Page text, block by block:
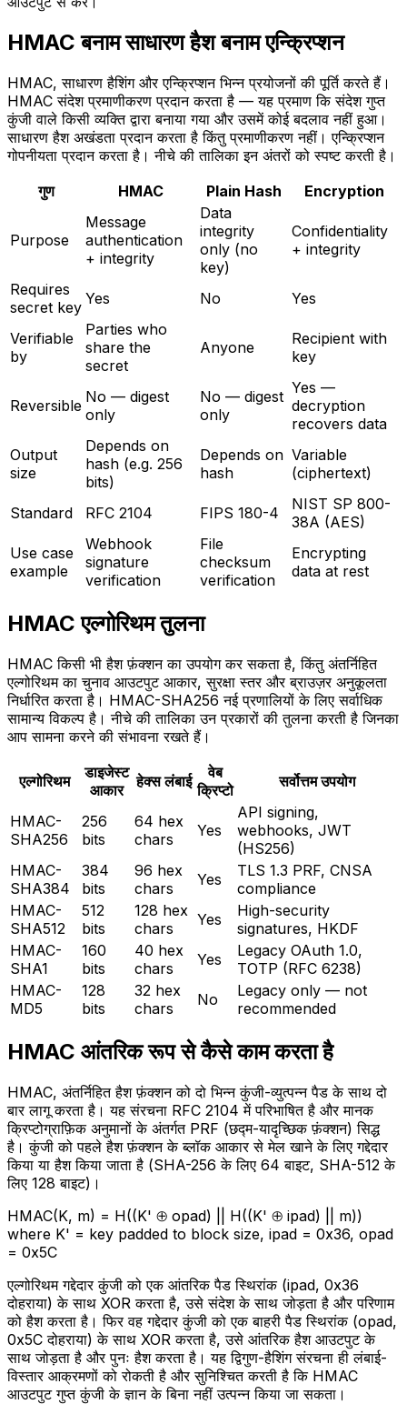
HMAC बनाम साधारण हैश बनाम एन्क्रिप्शन
HMAC, साधारण हैशिंग और एन्क्रिप्शन भिन्न प्रयोजनों की पूर्ति करते हैं।
HMAC संदेश प्रमाणीकरण प्रदान करता है — यह प्रमाण कि संदेश गुप्त
कुंजी वाले किसी व्यक्ति द्वारा बनाया गया और उसमें कोई बदलाव नहीं हुआ।
साधारण हैश अखंडता प्रदान करता है किंतु प्रमाणीकरण नहीं। एन्क्रिप्शन
गोपनीयता प्रदान करता है। नीचे की तालिका इन अंतरों को स्पष्ट करती है।
गुण
HMAC Plain Hash Encryption
Purpose
Message
authentication
+ integrity
Data
integrity
only (no
key)
Confidentiality
+ integrity
Requires
secret key Yes No Yes
Verifiable
by
Parties who
share the
secret
Anyone
Recipient with
key
Reversible No — digest
only
No — digest
only
Yes —
decryption
recovers data
Output
size
Depends on
hash (e.g. 256
bits)
Depends on
hash
Variable
(ciphertext)
Standard RFC 2104 FIPS 180-4
NIST SP 800-
38A (AES)
Use case
example
Webhook
signature
verification
File
checksum
verification
Encrypting
data at rest
HMAC एल्गोरिथम तुलना
HMAC किसी भी हैश फ़ंक्शन का उपयोग कर सकता है, किंतु अंतर्निहित
एल्गोरिथम का चुनाव आउटपुट आकार, सुरक्षा स्तर और ब्राउज़र अनुकूलता
निर्धारित करता है। HMAC-SHA256 नई प्रणालियों के लिए सर्वाधिक
सामान्य विकल्प है। नीचे की तालिका उन प्रकारों की तुलना करती है जिनका
आप सामना करने की संभावना रखते हैं।
एल्गोरिथम
डाइजेस्ट
आकार
हेक्स लंबाई
वेब
क्रिप्टो
सर्वोत्तम उपयोग
HMAC-
SHA256
256
bits
64 hex
chars
Yes
API signing,
webhooks, JWT
(HS256)
HMAC-
SHA384
384
bits
96 hex
chars
Yes
TLS 1.3 PRF, CNSA
compliance
HMAC-
SHA512
512
bits
128 hex
chars
Yes
High-security
signatures, HKDF
HMAC-
SHA1
160
bits
40 hex
chars
Yes
Legacy OAuth 1.0,
TOTP (RFC 6238)
HMAC-
MD5
128
bits
32 hex
chars
No
Legacy only — not
recommended
HMAC आंतरिक रूप से कैसे काम करता है
HMAC, अंतर्निहित हैश फ़ंक्शन को दो भिन्न कुंजी-व्युत्पन्न पैड के साथ दो
बार लागू करता है। यह संरचना RFC 2104 में परिभाषित है और मानक
क्रिप्टोग्राफ़िक अनुमानों के अंतर्गत PRF (छद्म-यादृच्छिक फ़ंक्शन) सिद्ध
है। कुंजी को पहले हैश फ़ंक्शन के ब्लॉक आकार से मेल खाने के लिए गद्देदार
किया या हैश किया जाता है (SHA-256 के लिए 64 बाइट, SHA-512 के
लिए 128 बाइट)।
HMAC(K, m) = H((K' ⊕ opad) || H((K' ⊕ ipad) || m))
where K' = key padded to block size, ipad = 0x36, opad
= 0x5C
एल्गोरिथम गद्देदार कुंजी को एक आंतरिक पैड स्थिरांक (ipad, 0x36
दोहराया) के साथ XOR करता है, उसे संदेश के साथ जोड़ता है और परिणाम
को हैश करता है। फिर वह गद्देदार कुंजी को एक बाहरी पैड स्थिरांक (opad,
0x5C दोहराया) के साथ XOR करता है, उसे आंतरिक हैश आउटपुट के
साथ जोड़ता है और पुनः हैश करता है। यह द्विगुण-हैशिंग संरचना ही लंबाई-
विस्तार आक्रमणों को रोकती है और सुनिश्चित करती है कि HMAC
आउटपुट गुप्त कुंजी के ज्ञान के बिना नहीं उत्पन्न किया जा सकता।